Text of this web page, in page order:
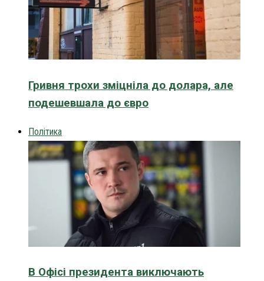
Гривня трохи зміцніла до долара, але
подешевшала до євро
Політика
В Офісі президента виключають